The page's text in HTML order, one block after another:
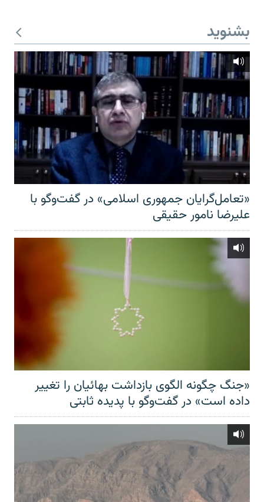
بشنوید
«تعامل‌گرایان جمهوری اسلامی» در گفت‌وگو با
علیرضا نامور حقیقی
«جنگ چگونه الگوی بازداشت بهائیان را تغییر
داده است» در گفت‌وگو با پدیده ثابتی